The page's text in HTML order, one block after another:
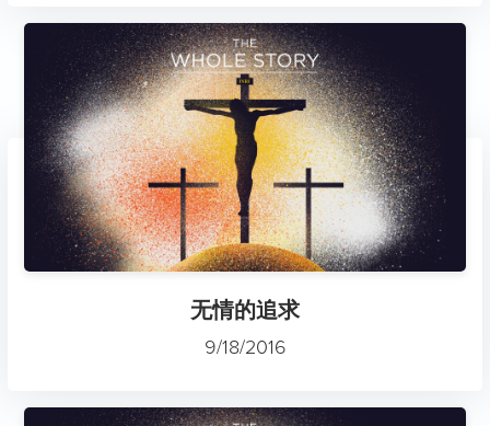
无情的追求
9/18/2016